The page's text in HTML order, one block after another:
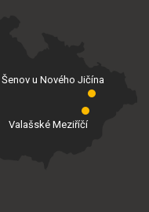
Valašské Meziříčí
Šenov u Nového Jičína